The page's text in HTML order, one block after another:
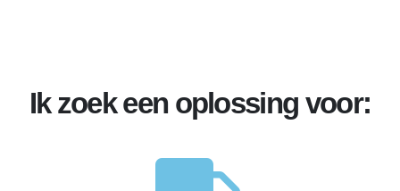
Ik zoek een oplossing voor: